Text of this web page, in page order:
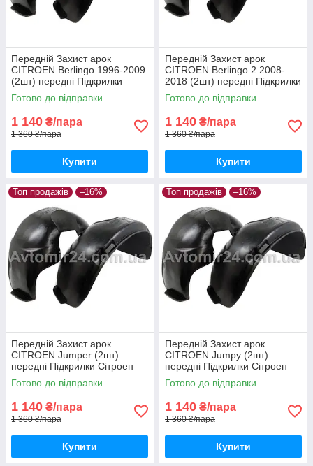
Передній Захист арок
CITROEN Berlingo 1996-2009
(2шт) передні Підкрилки
Сітроен Берлінго пара
передніх
Готово до відправки
1 140 ₴/пара
1 360 ₴/пара
Купити
Передній Захист арок
CITROEN Berlingo 2 2008-
2018 (2шт) передні Підкрилки
Сітроен Берлінго 2 пара
передніх
Готово до відправки
1 140 ₴/пара
1 360 ₴/пара
Купити
Топ продажів –16%
Передній Захист арок
CITROEN Jumper (2шт)
передні Підкрилки Сітроен
Джампер пара передніх
Готово до відправки
1 140 ₴/пара
1 360 ₴/пара
Купити
Топ продажів –16%
Передній Захист арок
CITROEN Jumpy (2шт)
передні Підкрилки Сітроен
Джампі пара передніх
Готово до відправки
1 140 ₴/пара
1 360 ₴/пара
Купити